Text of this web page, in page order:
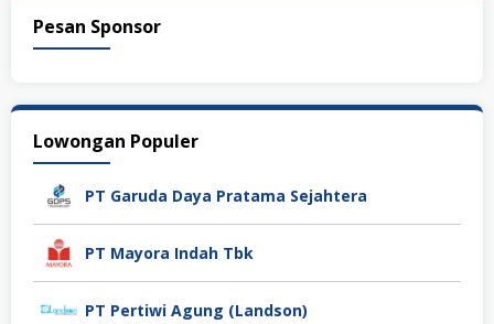
Pesan Sponsor
Lowongan Populer
PT Garuda Daya Pratama Sejahtera
PT Mayora Indah Tbk
PT Pertiwi Agung (Landson)